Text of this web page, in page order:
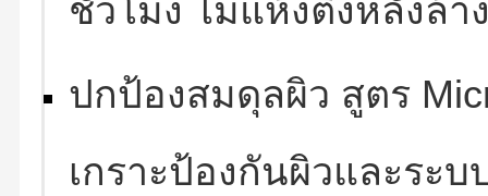
ชั่วโมง ไม่แห้งตึงหลังล้า
ปกป้องสมดุลผิว สูตร
เกราะป้องกันผิวและระ